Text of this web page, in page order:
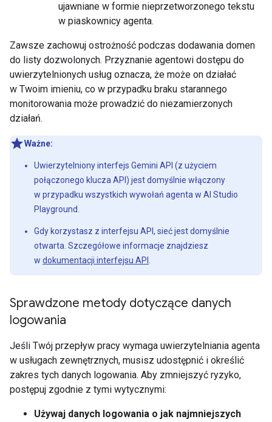
ujawniane w formie nieprzetworzonego tekstu
w piaskownicy agenta.
Zawsze zachowuj ostrożność podczas dodawania domen
do listy dozwolonych. Przyznanie agentowi dostępu do
uwierzytelnionych usług oznacza, że może on działać
w Twoim imieniu, co w przypadku braku starannego
monitorowania może prowadzić do niezamierzonych
działań.
Ważne:
Uwierzytelniony interfejs Gemini API (z użyciem
połączonego klucza API) jest domyślnie włączony
w przypadku wszystkich wywołań agenta w AI Studio
Playground.
Gdy korzystasz z interfejsu API, sieć jest domyślnie
otwarta. Szczegółowe informacje znajdziesz
w dokumentacji interfejsu API
Sprawdzone metody dotyczące danych
logowania
Jeśli Twój przepływ pracy wymaga uwierzytelniania agenta
w usługach zewnętrznych, musisz udostępnić i określić
zakres tych danych logowania. Aby zmniejszyć ryzyko,
postępuj zgodnie z tymi wytycznymi:
Używaj danych logowania o jak najmniejszych